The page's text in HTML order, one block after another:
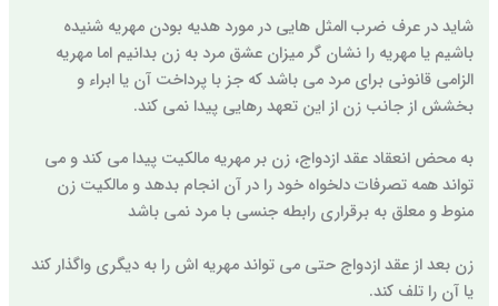
شاید در عرف ضرب المثل هایی در مورد هدیه بودن مهریه شنیده
باشیم یا مهریه را نشان گر میزان عشق مرد به زن بدانیم اما مهریه
الزامی قانونی برای مرد می باشد که جز با پرداخت آن یا ابراء و
بخشش از جانب زن از این تعهد رهایی پیدا نمی کند.
به محض انعقاد عقد ازدواج، زن بر مهریه مالکیت پیدا می کند و می
تواند همه تصرفات دلخواه خود را در آن انجام بدهد و مالکیت زن
منوط و معلق به برقراری رابطه جنسی با مرد نمی باشد
زن بعد از عقد ازدواج حتی می تواند مهریه اش را به دیگری واگذار کند
یا آن را تلف کند.